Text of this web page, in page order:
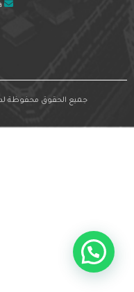
جميع الحقوق محفوظة لدى